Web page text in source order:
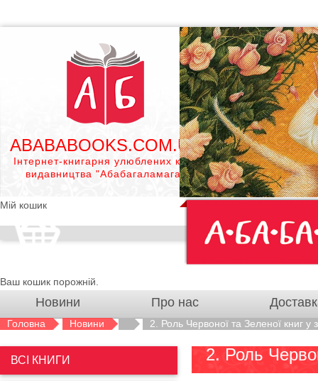
ABABABOOKS.COM.UA
Інтернет-книгарня улюблених книг
видавництва "Абабагаламага"
Мій кошик
Ваш кошик порожній.
Новини Про нас
Головна Новини 2. Роль Червоної та Зеленої книг у
2. Роль
ВСІ КНИГИ